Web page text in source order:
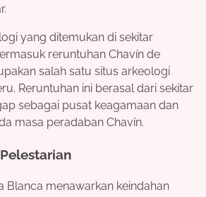
yang ditemukan di sekitar
reruntuhan Chavín de
salah satu situs arkeologi
Reruntuhan ini berasal dari sekitar
sebagai pusat keagamaan dan
masa peradaban Chavín.
Blanca menawarkan keindahan